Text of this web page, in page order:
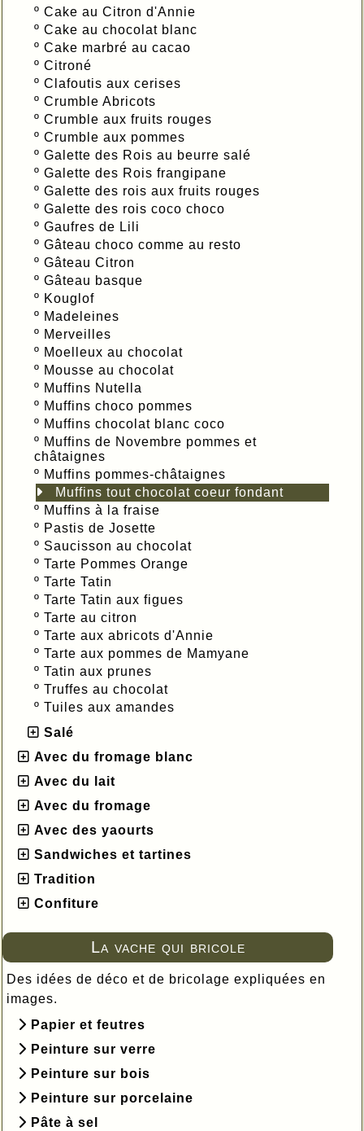
º Cake au Citron d'Annie
º Cake au chocolat blanc
º Cake marbré au cacao
º Citroné
º Clafoutis aux cerises
º Crumble Abricots
º Crumble aux fruits rouges
º Crumble aux pommes
º Galette des Rois au beurre salé
º Galette des Rois frangipane
º Galette des rois aux fruits rouges
º Galette des rois coco choco
º Gaufres de Lili
º Gâteau choco comme au resto
º Gâteau Citron
º Gâteau basque
º Kouglof
º Madeleines
º Merveilles
º Moelleux au chocolat
º Mousse au chocolat
º Muffins Nutella
º Muffins choco pommes
º Muffins chocolat blanc coco
º Muffins de Novembre pommes et
châtaignes
º Muffins pommes-châtaignes
Muffins tout chocolat coeur fondant
º Muffins à la fraise
º Pastis de Josette
º Saucisson au chocolat
º Tarte Pommes Orange
º Tarte Tatin
º Tarte Tatin aux figues
º Tarte au citron
º Tarte aux abricots d'Annie
º Tarte aux pommes de Mamyane
º Tatin aux prunes
º Truffes au chocolat
º Tuiles aux amandes
Salé
Avec du fromage blanc
Avec du lait
Avec du fromage
Avec des yaourts
Sandwiches et tartines
Tradition
Confiture
La vache qui bricole
Des idées de déco et de bricolage expliquées en
images.
Papier et feutres
Peinture sur verre
Peinture sur bois
Peinture sur porcelaine
Pâte à sel